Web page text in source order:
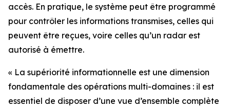
accès. En pratique, le système peut être programmé
pour contrôler les informations transmises, celles qui
peuvent être reçues, voire celles qu’un radar est
autorisé à émettre.
« La supériorité informationnelle est une dimension
fondamentale des opérations multi-domaines : il est
essentiel de disposer d’une vue d’ensemble complète